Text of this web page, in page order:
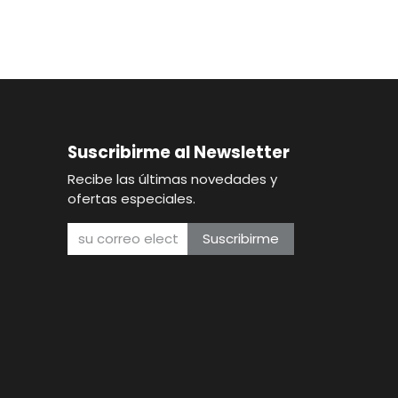
Suscribirme al Newsletter
Recibe las últimas novedades y
ofertas especiales.
Suscribirme